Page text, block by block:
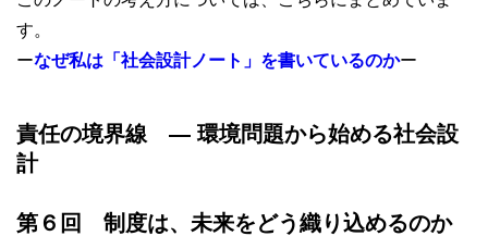
す。
ーなぜ私は「社会設計ノート」を書いているのかー
責任の境界線
― 環境問題から始める社会設
計
第６回 制度は、未来をどう織り込めるのか